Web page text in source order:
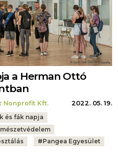
a Herman Ottó
Nonprofit Kft.
2022. 05. 19.
és fák napja
#Pangea Egyesület